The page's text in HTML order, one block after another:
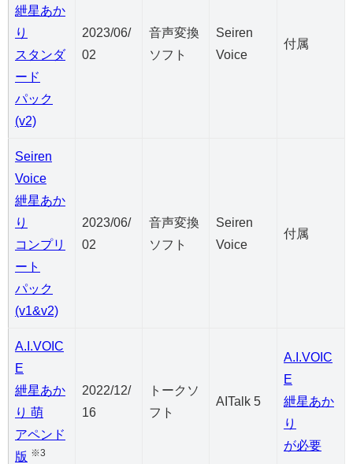
紲星あか
り
スタンダ
ード
パック
(v2)
2023/06/
02
音声変換
ソフト
Seiren
Voice
付属
Seiren
Voice
紲星あか
り
コンプリ
ート
パック
(v1&v2)
2023/06/
02
音声変換
ソフト
Seiren
Voice
付属
A.I.VOIC
E
紲星あか
り 萌
アペンド
版 ※3
2022/12/
16
トークソ
フト
AITalk 5
A.I.VOIC
E
紲星あか
り
が必要